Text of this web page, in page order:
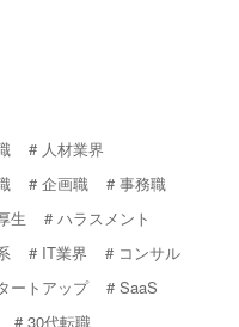
人材業界
企画職
事務職
生
ハラスメント
IT業界
コンサル
ートアップ
SaaS
30代転職